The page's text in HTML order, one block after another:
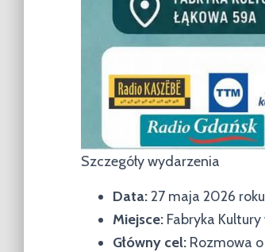
Szczegóły wydarzenia
Data:27 maja 2026 roku
Miejsce: Fabryka
Główny cel: Rozmowa